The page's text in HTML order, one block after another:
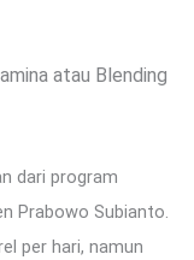
atau Blending
dari program
Prabowo Subianto.
per hari, namun